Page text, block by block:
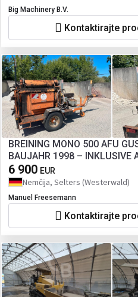
Big Machinery B.V.
Kontaktirajte
BREINING MONO 500 AFU
BAUJAHR 1998 – INKLUSIVE
6 900 EUR
Nemčija, Selters (Westerwald)
Manuel Freesemann
Kontaktirajte